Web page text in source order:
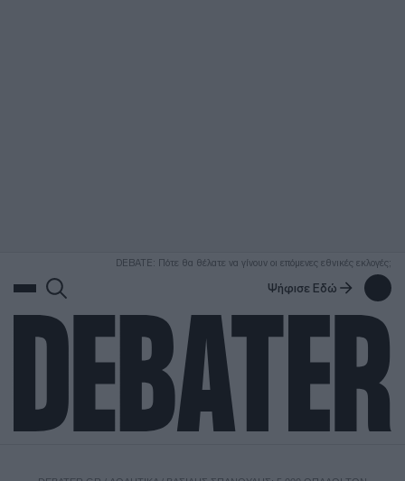
DEBATE: Πότε θα θέλατε να γίνουν οι επόμενες εθνικές εκλογές;
Ψήφισε Εδώ